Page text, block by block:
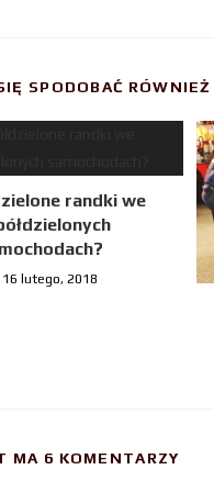
SPODOBAĆ RÓWNIEŻ
randki we
16 lutego, 2018
MA 6 KOMENTARZY